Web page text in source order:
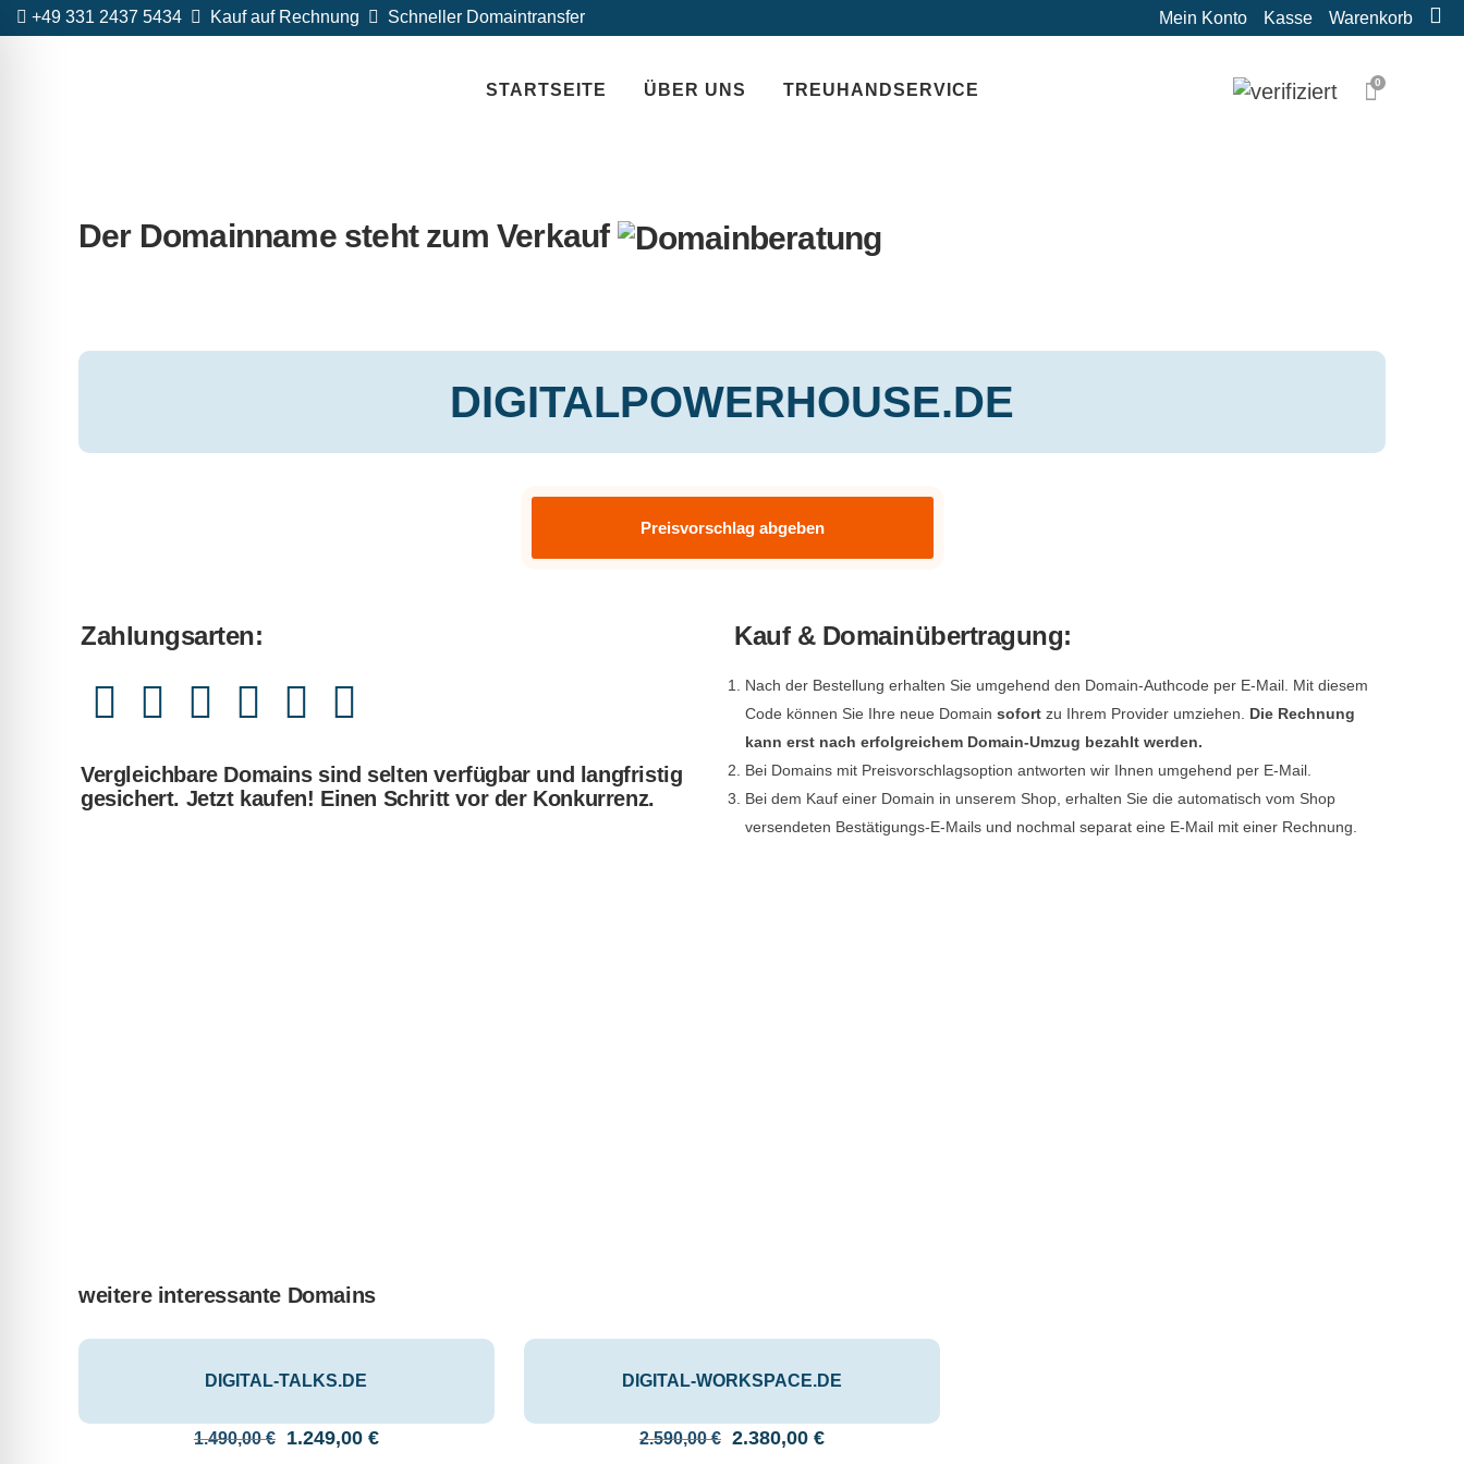
+49 331 2437 5434 Kauf auf Rechnung Schneller Domaintransfer Mein Konto Kasse Warenkorb
0
STARTSEITE ÜBER UNS TREUHANDSERVICE
Der Domainname steht zum Verkauf
DIGITALPOWERHOUSE.DE
Preisvorschlag abgeben
Zahlungsarten:
Vergleichbare Domains sind selten verfügbar und langfristig
gesichert. Jetzt kaufen! Einen Schritt vor der Konkurrenz.
Kauf & Domainübertragung:
Nach der Bestellung erhalten Sie umgehend den Domain-Authcode per E-Mail. Mit diesem
Code können Sie Ihre neue Domain sofort zu Ihrem Provider umziehen. Die Rechnung
kann erst nach erfolgreichem Domain-Umzug bezahlt werden.
Bei Domains mit Preisvorschlagsoption antworten wir Ihnen umgehend per E-Mail.
Bei dem Kauf einer Domain in unserem Shop, erhalten Sie die automatisch vom Shop
versendeten Bestätigungs-E-Mails und nochmal separat eine E-Mail mit einer Rechnung.
weitere interessante Domains
DIGITAL-TALKS.DE
1.490,00€
Ursprünglicher
1.249,00 €Aktueller
DIGITAL-WORKSPACE.DE
2.590,00€ Ursprünglicher
2.380,00 €Aktueller